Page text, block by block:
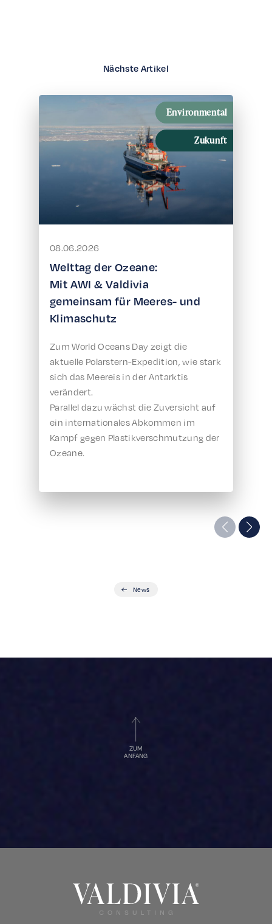
Nächste Artikel
Environmental
Zukunft
08.06.2026
Welttag der Ozeane:
Mit AWI & Valdivia
gemeinsam für Meeres- und
Klimaschutz
Zum World Oceans Day zeigt die
aktuelle Polarstern-Expedition, wie stark
sich das Meereis in der Antarktis
verändert.
Parallel dazu wächst die Zuversicht auf
ein internationales Abkommen im
Kampf gegen Plastikverschmutzung der
Ozeane.
News
ZUM
ANFANG